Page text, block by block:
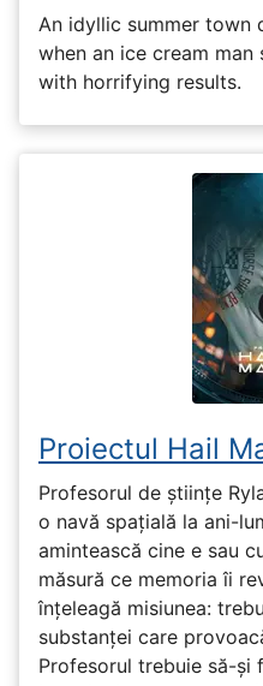
An idyllic summer town
when an ice cream
with horrifying results.
Proiectul Hail
Profesorul de științe
o navă spațială la ani-
amintească cine e sau
măsură ce memoria îi
înțeleagă misiunea:
substanței care
Profesorul trebuie să-și